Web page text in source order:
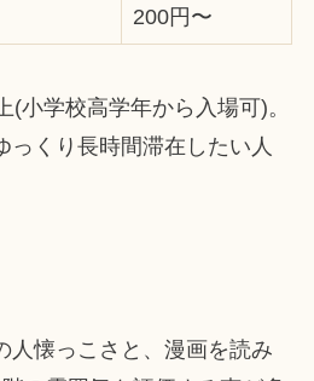
200円〜
小学校高学年から入場可)。
っくり長時間滞在したい人
人懐っこさと、漫画を読み